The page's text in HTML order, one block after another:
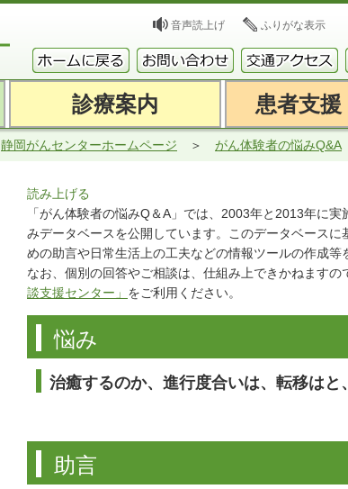
音声読上げ ふりがな表示
診療案内 患者支援
静岡がんセンターホームページ がん体験者の悩みQ&A
読み上げる
「がん体験者の悩みQ＆A」では、2003年と2013年に
みデータベースを公開しています。このデータベース
めの助言や日常生活上の工夫などの情報ツールの作成等
なお、個別の回答やご相談は、仕組み上できかねます
談支援センター」 をご利用ください。
悩み
治癒するのか、進行度合いは、転移はと
助言